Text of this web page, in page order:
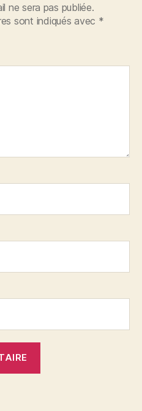
ne sera pas publiée.
sont indiqués avec *